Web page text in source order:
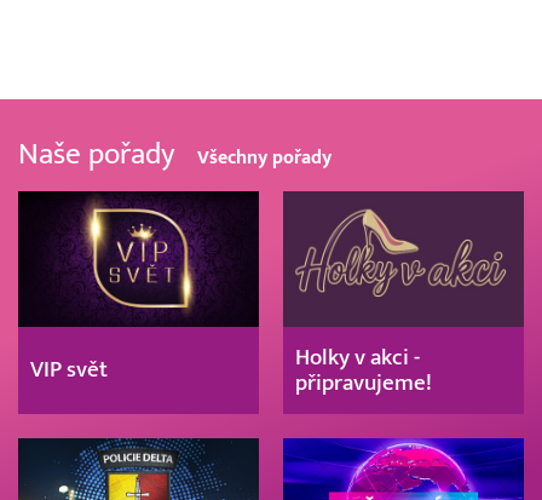
Naše pořady Všechny pořady
VIP svět
Holky v akci -
připravujeme!